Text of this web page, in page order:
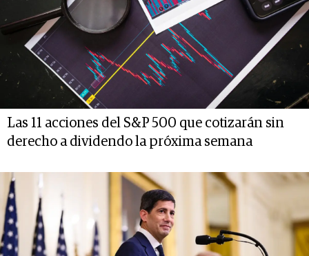
Las 11 acciones del S&P 500 que cotizarán sin
derecho a dividendo la próxima semana